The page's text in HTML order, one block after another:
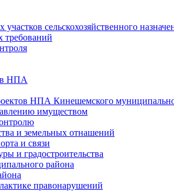
сельскохозяйственного
требований
НПА
НПА Кинешемского
имуществом
и земельных отнашений
и связи
и градостроительства
района
правонарушений